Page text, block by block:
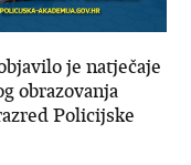
je natječaje
obrazovanja
Policijske